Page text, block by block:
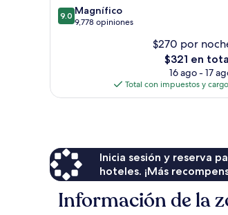
9.0
de
9.0 Magnífico
9,778 opiniones
$270 por
El
precio
actual
es
$321 en
16 ago - 17
Total con impuestos y
Inicia sesión y reserva
hoteles. ¡Más
Información de la